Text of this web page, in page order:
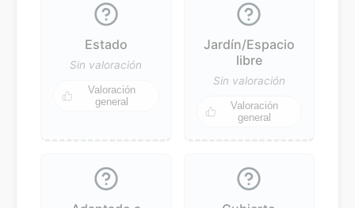
Estado
Sin valoración
Valoración
general
Jardín/Espacio
libre
Sin valoración
Valoración
general